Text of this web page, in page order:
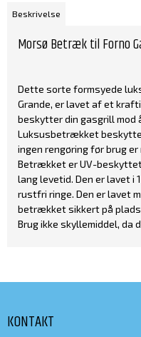
Beskrivelse
Morsø Betræk til Forno
Dette sorte formsyede
Grande, er lavet af et
beskytter din gasgrill mod
Luksusbetrækket
ingen rengøring før brug er
Betrækket er UV-
lang levetid. Den er lavet i
rustfri ringe. Den er lavet
betrækket sikkert på
Brug ikke skyllemiddel, da
KONTAKT